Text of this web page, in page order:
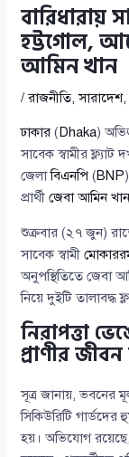
বারিধারায়
হট্টগোল,
আমিন খান
/রাজনীতি,সারাদেশ
ঢাকার ( Dhaka)
সাবেক স্বামীর
জেলাবিএনপি (BNP
প্রার্থীজেবা আমিন
শুক্রবার (২৭ জুন)
সাবেক স্বামী
অনুপস্থিতিতে জেবা
নিয়ে দুইটি তালাবদ্ধ
নিরাপত্তা
প্রাণীর
সূত্র জানায়, ভবনের
সিকিউরিটি গার্ডদের
হয়। অভিযোগ রয়েছে,